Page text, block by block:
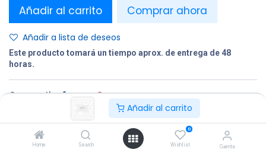
Añadir al carrito
Home Search
0
Wishlist Cuenta
Añadir al carrito Comprar ahora
Añadir a lista de deseos
Este producto tomará un tiempo aprox. de entrega de 48
horas.
Compartir
Terminos y condiciones: